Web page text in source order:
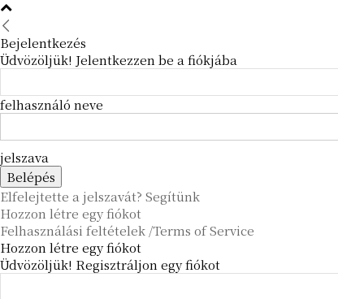
Bejelentkezés
Üdvözöljük! Jelentkezzen be a fiókjába
felhasználó neve
jelszava
Elfelejtette a jelszavát? Segítünk
Hozzon létre egy fiókot
Felhasználási feltételek /Terms of Service
Hozzon létre egy fiókot
Üdvözöljük! Regisztráljon egy fiókot